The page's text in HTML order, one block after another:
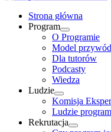
Strona główna
Program
O Programie
Model
Dla tutorów
Podcasty
Wiedza
Ludzie
Komisja
Ludzie
Rekrutacja